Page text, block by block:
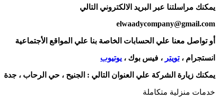
يمكنك مراسلتنا عبر البريد الالكتروني التالي
elwaadycompany@gmail.com
أو تواصل معنا علي الحسابات الخاصة بنا علي المواقع الأجتماعية
انستجرام ،تويتر ، فيس بوك ، يوتيوب
يمكنك زيارة الشركة علي العنوان التالي : الجنيح ، حي الرحاب ، جدة
خدمات منزلية متكاملة